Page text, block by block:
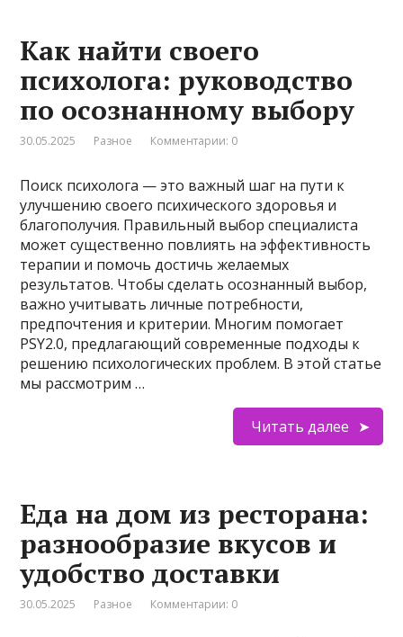
Как найти своего
психолога: руководство
по осознанному выбору
30.05.2025 Разное Комментарии: 0
Поиск психолога — это важный шаг на пути к
улучшению своего психического здоровья и
благополучия. Правильный выбор специалиста
может существенно повлиять на эффективность
терапии и помочь достичь желаемых
результатов. Чтобы сделать осознанный выбор,
важно учитывать личные потребности,
предпочтения и критерии. Многим помогает
PSY2.0, предлагающий современные подходы к
решению психологических проблем. В этой статье
мы рассмотрим …
Читать далее
Еда на дом из ресторана:
разнообразие вкусов и
удобство доставки
30.05.2025 Разное Комментарии: 0